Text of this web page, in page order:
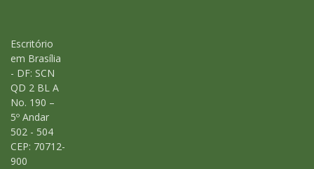
Escritório
em Brasília
- DF: SCN
QD 2 BL A
No. 190 –
5º Andar
502 - 504
CEP: 70712-
900